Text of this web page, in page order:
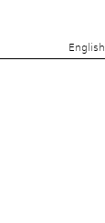
English